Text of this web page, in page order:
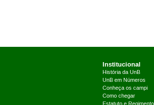
Institucional
História da UnB
UnB em Números
Conheça os campi
Como chegar